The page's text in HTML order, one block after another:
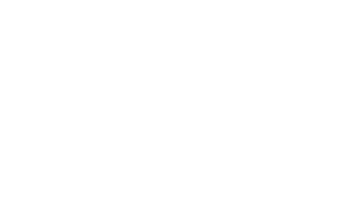
Minden szoba és lakosztály páratlan
elemekkel, régiségekkel és luxus
szerelmeseit.